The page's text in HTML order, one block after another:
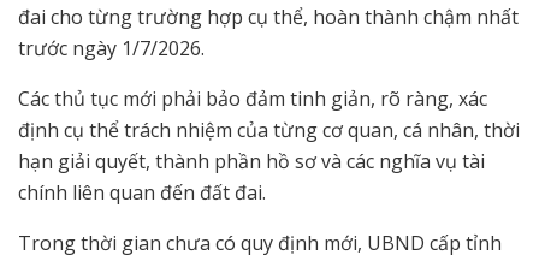
đai cho từng trường hợp cụ thể, hoàn thành chậm nhất
trước ngày 1/7/2026.
Các thủ tục mới phải bảo đảm tinh giản, rõ ràng, xác
định cụ thể trách nhiệm của từng cơ quan, cá nhân, thời
hạn giải quyết, thành phần hồ sơ và các nghĩa vụ tài
chính liên quan đến đất đai.
Trong thời gian chưa có quy định mới, UBND cấp tỉnh